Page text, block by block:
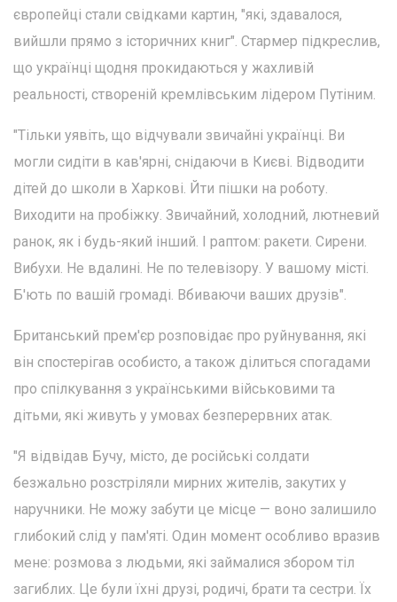
європейці стали свідками картин, "які, здавалося,
вийшли прямо з історичних книг". Стармер підкреслив,
що українці щодня прокидаються у жахливій
реальності, створеній кремлівським лідером Путіним.
"Тільки уявіть, що відчували звичайні українці. Ви
могли сидіти в кав'ярні, снідаючи в Києві. Відводити
дітей до школи в Харкові. Йти пішки на роботу.
Виходити на пробіжку. Звичайний, холодний, лютневий
ранок, як і будь-який інший. І раптом: ракети. Сирени.
Вибухи. Не вдалині. Не по телевізору. У вашому місті.
Б'ють по вашій громаді. Вбиваючи ваших друзів".
Британський прем'єр розповідає про руйнування, які
він спостерігав особисто, а також ділиться спогадами
про спілкування з українськими військовими та
дітьми, які живуть у умовах безперервних атак.
"Я відвідав Бучу, місто, де російські солдати
безжально розстріляли мирних жителів, закутих у
наручники. Не можу забути це місце — воно залишило
глибокий слід у пам'яті. Один момент особливо вразив
мене: розмова з людьми, які займалися збором тіл
загиблих. Це були їхні друзі, родичі, брати та сестри. Їх